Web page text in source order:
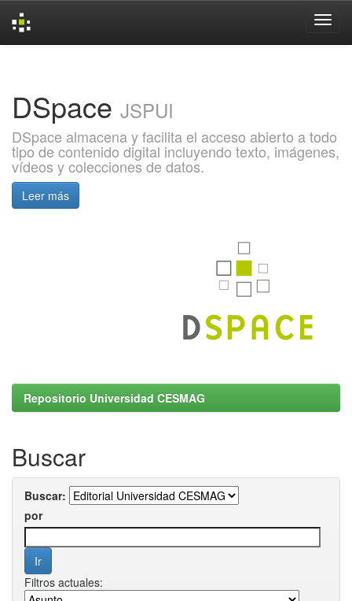
DSpace JSPUI
DSpace almacena y facilita el acceso abierto a todo
tipo de contenido digital incluyendo texto, imágenes,
vídeos y colecciones de datos.
Leer más
Repositorio Universidad CESMAG
Buscar
Buscar:
por
Filtros actuales: